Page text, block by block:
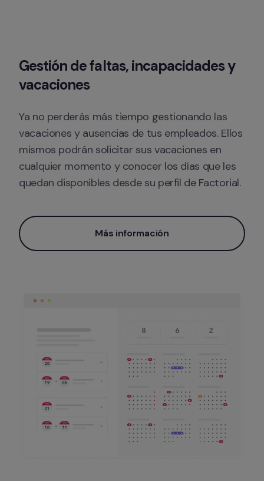
Gestión de faltas, incapacidades y
vacaciones
Ya no perderás más tiempo gestionando las
vacaciones y ausencias de tus empleados. Ellos
mismos podrán solicitar sus vacaciones en
cualquier momento y conocer los días que les
quedan disponibles desde su perfil de Factorial.
Más información